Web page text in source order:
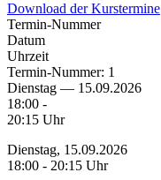
Download der Kurstermine
Termin-Nummer
Datum
Uhrzeit
Termin-Nummer: 1
Dienstag — 15.09.2026
18:00 -
20:15 Uhr
Dienstag, 15.09.2026
18:00 - 20:15 Uhr